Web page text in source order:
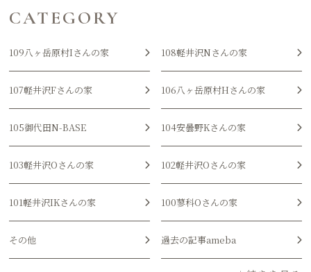
CATEGORY
109八ヶ岳原村Iさんの家 108軽井沢Nさんの家
107軽井沢Fさんの家 106八ヶ岳原村Hさんの家
105御代田N-BASE 104安曇野Kさんの家
103軽井沢Oさんの家 102軽井沢Oさんの家
101軽井沢IKさんの家 100蓼科Oさんの家
その他 過去の記事ameba